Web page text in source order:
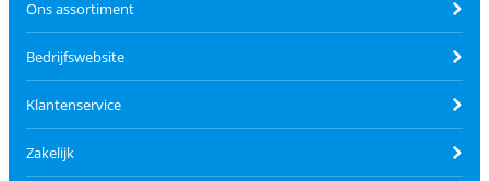
Ons assortiment
Bedrijfswebsite
Klantenservice
Zakelijk